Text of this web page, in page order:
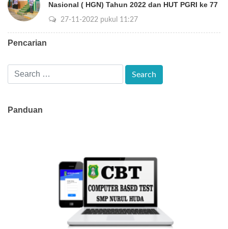
Nasional ( HGN) Tahun 2022 dan HUT PGRI ke 77
27-11-2022 pukul 11:27
Pencarian
Panduan